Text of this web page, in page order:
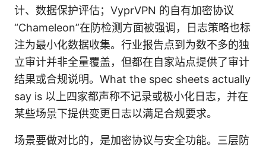
计、数据保护评估；VyprVPN 的自有加密协议
“Chameleon”在防检测方面被强调，日志策略也标
注为最小化数据收集。行业报告点到为数不多的独
立审计并非全量覆盖，但都在自家站点提供了审计
结果或合规说明。What the spec sheets actually
say is 以上四家都声称不记录或极小化日志，并在
某些场景下提供变更日志以满足合规要求。
场景要做对比的，是加密协议与安全功能。三层防